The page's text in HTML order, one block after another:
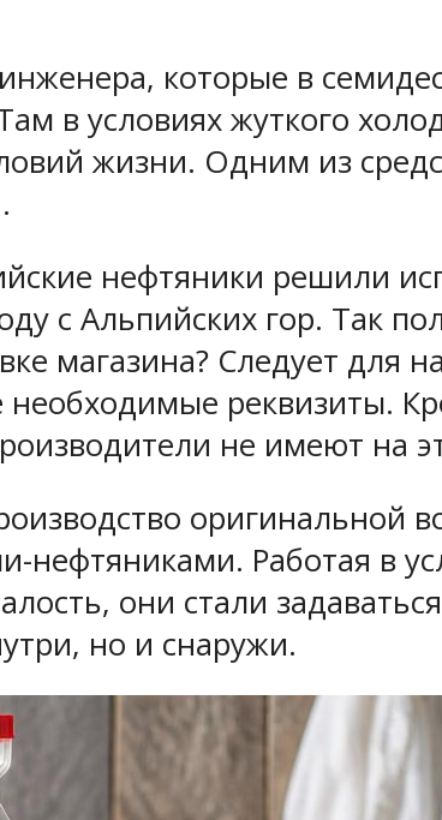
которые в
в условиях жуткого
жизни. Одним из
нефтяники решили
с Альпийских гор. Так
магазина? Следует для
реквизиты.
не имеют на
оригинальной
нефтяниками. Работая в
они стали
но и снаружи.